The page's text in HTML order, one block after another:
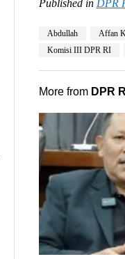
Published in DPR
Abdullah Affan
Komisi III DPR RI
More from DPR RI